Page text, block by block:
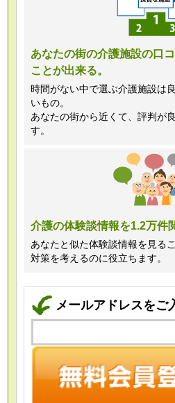
報保護管理者 窪田望
TEL:0120-21-7070
（受付時間 10時～19
く・営業のお電話はお
あなたの街の介護施設の口
ことが出来る。
時間がない中で選ぶ介護施設は
いもの。
あなたの街から近くて、評判が
す。
介護の体験談情報を1.2万件
あなたと似た体験談情報を見る
対策を考えるのに役立ちます。
メールアドレスをご